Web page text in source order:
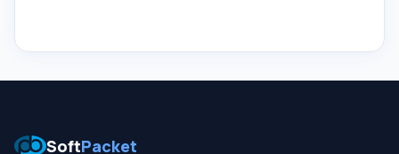
SoftPacket